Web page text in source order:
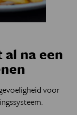
na een
voor